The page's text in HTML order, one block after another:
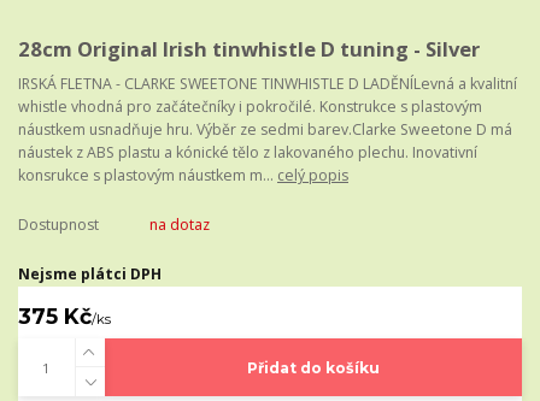
28cm Original Irish tinwhistle D tuning - Silver
IRSKÁ FLETNA - CLARKE SWEETONE TINWHISTLE D LADĚNÍLevná a kvalitní
whistle vhodná pro začátečníky i pokročilé. Konstrukce s plastovým
náustkem usnadňuje hru. Výběr ze sedmi barev.Clarke Sweetone D má
náustek z ABS plastu a kónické tělo z lakovaného plechu. Inovativní
konsrukce s plastovým náustkem m... celý popis
Dostupnost na dotaz
Nejsme plátci DPH
375 Kč/ks
Přidat do košíku